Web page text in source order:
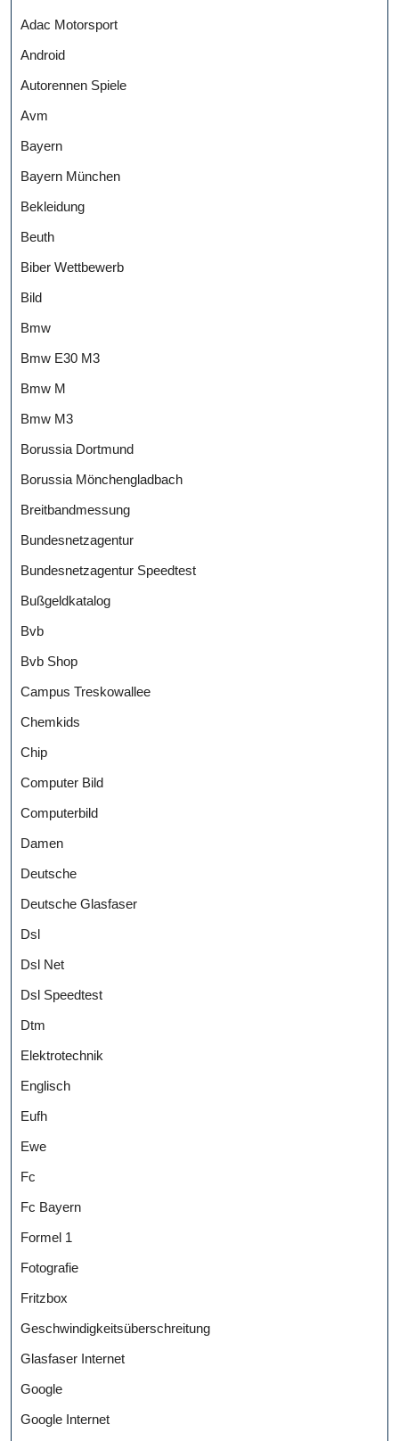
Adac Motorsport
Android
Autorennen Spiele
Avm
Bayern
Bayern München
Bekleidung
Beuth
Biber Wettbewerb
Bild
Bmw
Bmw E30 M3
Bmw M
Bmw M3
Borussia Dortmund
Borussia Mönchengladbach
Breitbandmessung
Bundesnetzagentur
Bundesnetzagentur Speedtest
Bußgeldkatalog
Bvb
Bvb Shop
Campus Treskowallee
Chemkids
Chip
Computer Bild
Computerbild
Damen
Deutsche
Deutsche Glasfaser
Dsl
Dsl Net
Dsl Speedtest
Dtm
Elektrotechnik
Englisch
Eufh
Ewe
Fc
Fc Bayern
Formel 1
Fotografie
Fritzbox
Geschwindigkeitsüberschreitung
Glasfaser Internet
Google
Google Internet